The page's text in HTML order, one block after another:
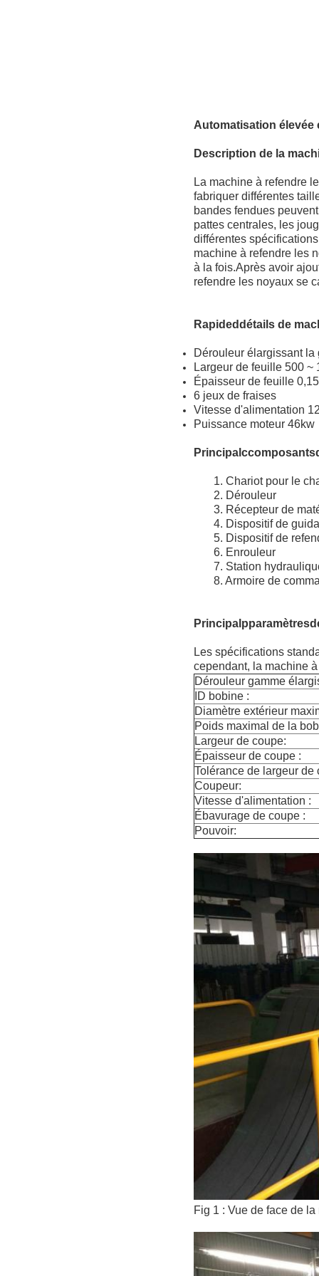
Automatisation élevée
Description de la
La machine à refendre
fabriquer différentes
bandes fendues
pattes centrales, les
différentes
machine à refendre les
à la fois.Après avoir
refendre les noyaux se
Rapideddétail s de
Dérouleur élargissant
Largeur de feuille 500 ~
Épaisseur de feuille
6 jeux de fraises
Vitesse d'alimentation
Puissance moteur 46kw
Principal ccomposants
1. Chariot pour le
2. Dérouleur
3. Récepteur de
4. Dispositif de
5. Dispositif de
6. Enrouleur
7. Station
8. Armoire de
Principal pparamètres
Les spécifications
cependant, la machine
Dérouleur gamme
ID bobine :
Diamètre extérieur
Poids maximal de la
Largeur de coupe:
Épaisseur de coupe :
Tolérance de largeur de
Coupeur:
Vitesse d'alimentation :
Ébavurage de coupe :
Pouvoir:
Fig 1 : Vue de face de